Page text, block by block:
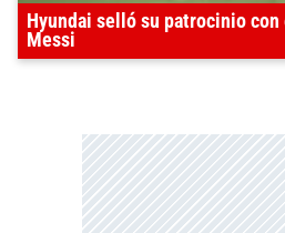
Hyundai selló su patrocinio
Messi